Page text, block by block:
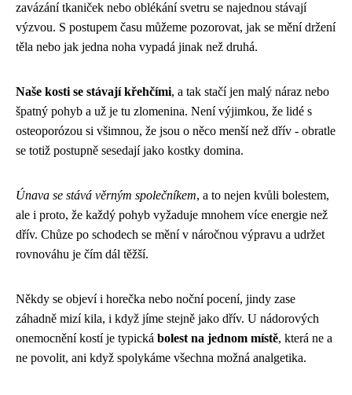
zavázání tkaniček nebo oblékání svetru se najednou stávají
výzvou. S postupem času můžeme pozorovat, jak se mění držení
těla nebo jak jedna noha vypadá jinak než druhá.
Naše kosti se stávají křehčími, a tak stačí jen malý náraz nebo
špatný pohyb a už je tu zlomenina. Není výjimkou, že lidé s
osteoporózou si všimnou, že jsou o něco menší než dřív - obratle
se totiž postupně sesedají jako kostky domina.
Únava se stává věrným společníkem, a to nejen kvůli bolestem,
ale i proto, že každý pohyb vyžaduje mnohem více energie než
dřív. Chůze po schodech se mění v náročnou výpravu a udržet
rovnováhu je čím dál těžší.
Někdy se objeví i horečka nebo noční pocení, jindy zase
záhadně mizí kila, i když jíme stejně jako dřív. U nádorových
onemocnění kostí je typická bolest na jednom místě, která ne a
ne povolit, ani když spolykáme všechna možná analgetika.